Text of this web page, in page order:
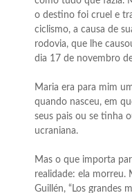
o destino foi cruel e
ciclismo, a causa de
rodovia, que lhe
dia 17 de novembro
Maria era para mim
quando nasceu, em
seus pais ou se tinha
ucraniana.
Mas o que importa
realidade: ela morreu.
Guillén, “Los grandes